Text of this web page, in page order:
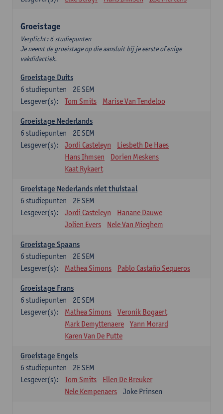
Groeistage
Verplicht: 6 studiepunten
Je neemt de groeistage op die aansluit bij je eerste of enige
vakdidactiek.
Groeistage Duits
2E SEM
6 studiepunten
Lesgever(s):
Tom Smits Marise Van Tendeloo
Groeistage Nederlands
2E SEM
6 studiepunten
Lesgever(s):
Jordi Casteleyn
Liesbeth De Haes
Hans Ihmsen
Dorien Meskens
Kaat Rykaert
Groeistage Nederlands niet thuistaal
2E SEM
6 studiepunten
Lesgever(s):
Jordi Casteleyn
Hanane Dauwe
Jolien Evers
Nele Van Mieghem
Groeistage Spaans
2E SEM
6 studiepunten
Lesgever(s):
Mathea Simons Pablo Castaño Sequeros
Groeistage Frans
2E SEM
6 studiepunten
Lesgever(s):
Mathea Simons
Veronik Bogaert
Mark Demyttenaere
Yann Morard
Karen Van De Putte
Groeistage Engels
2E SEM
6 studiepunten
Lesgever(s):
Tom Smits
Ellen De Breuker
Nele Kempenaers
Joke Prinsen